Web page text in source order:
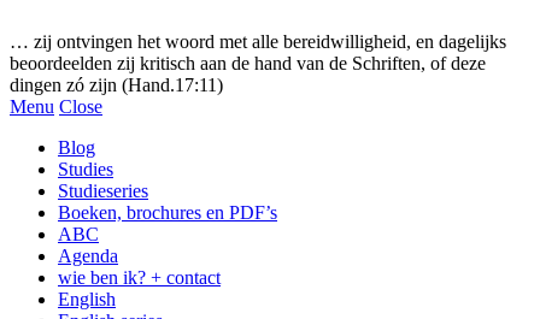
… zij ontvingen het woord met alle bereidwilligheid, en dagelijks
beoordeelden zij kritisch aan de hand van de Schriften, of deze
dingen zó zijn (Hand.17:11)
Menu Close
Blog
Studies
Studieseries
Boeken, brochures en PDF’s
ABC
Agenda
wie ben ik? + contact
English